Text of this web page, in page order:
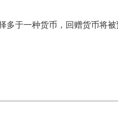
于一种货币，回赠货币将被